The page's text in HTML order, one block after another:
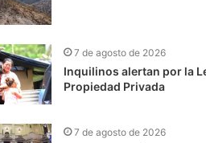
7 de agosto de 2026
Inquilinos alertan por la
Propiedad Privada
7 de agosto de 2026